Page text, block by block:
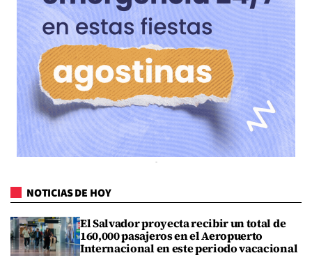
NOTICIAS DE HOY
El Salvador proyecta recibir un total de
160,000 pasajeros en el Aeropuerto
Internacional en este periodo vacacional